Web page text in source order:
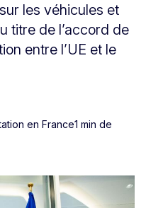
les véhicules et
titre de l’accord de
entre l’UE et le
en France1 min de